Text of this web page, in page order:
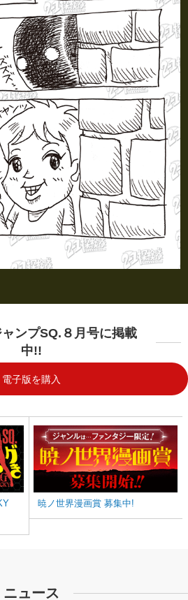
ンプSQ.８月号に掲載
中!!
電子版を購入
暁ノ世界漫画賞 募集中!
ニュース